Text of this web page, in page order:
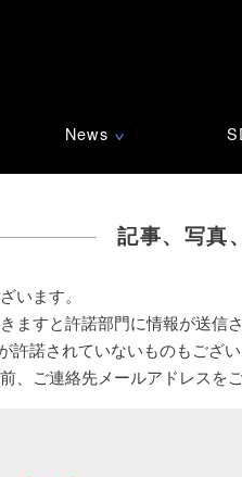
News ∨
記事、写真
います。
ますと許諾部門に情報が送信
許諾されていないものもござ
、ご連絡先メールアドレスを